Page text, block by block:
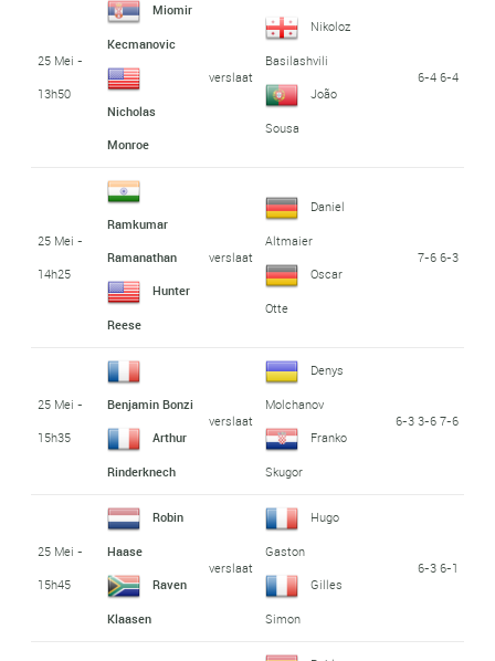
25 Mei -
13h50
Miomir
Kecmanovic
Nicholas
Monroe
verslaat
Nikoloz
Basilashvili
João
Sousa
6-4 6-4
25 Mei -
14h25
Ramkumar
Ramanathan
Hunter
Reese
verslaat
Daniel
Altmaier
Oscar
Otte
7-6 6-3
25 Mei -
15h35
Benjamin Bonzi
Arthur
Rinderknech
verslaat
Denys
Molchanov
Franko
Skugor
6-3 3-6 7-6
25 Mei -
15h45
Robin
Haase
Raven
Klaasen
verslaat
Hugo
Gaston
Gilles
Simon
6-3 6-1